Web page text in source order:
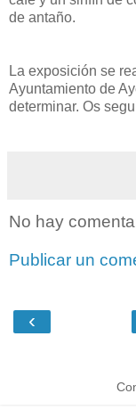
de antaño.
La exposición se
Ayuntamiento de
determinar. Os
No hay
Publicar un
‹